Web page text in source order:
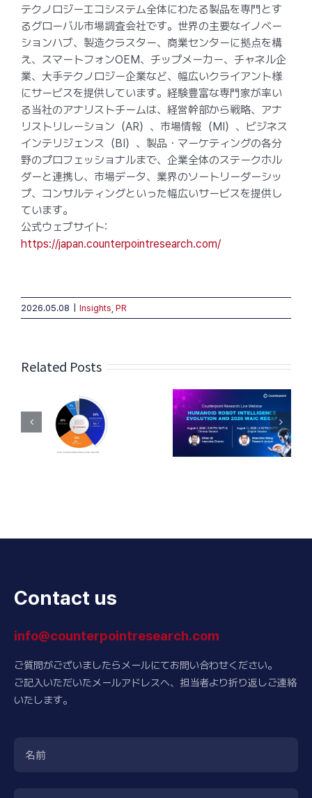
テクノロジーエコシステム全体にわたる製品を専門とす
るグローバル市場調査会社です。世界の主要なイノベー
ションハブ、製造クラスター、商業センターに拠点を構
え、スマートフォンOEM、チップメーカー、チャネル企
業、大手テクノロジー企業など、幅広いクライアント様
にサービスを提供しています。経験豊富な専門家が率い
る当社のアナリストチームは、経営幹部から戦略、アナ
リストリレーション（AR）、市場情報（MI）、ビジネス
インテリジェンス（BI）、製品・マーケティングの各分
野のプロフェッショナルまで、企業全体のステークホル
ダーと連携し、市場データ、業界のソートリーダーシッ
プ、コンサルティングといった幅広いサービスを提供し
ています。
公式ウェブサイト:
https://japan.counterpointresearch.com/
2026.05.08 Insights PR
Related Posts
Contact us
info@counterpointresearch.com
ご質問がございましたらメールにてお問い合わせください。
ご記入いただいたメールアドレスへ、担当者より折り返しご連絡
いたします。
名前